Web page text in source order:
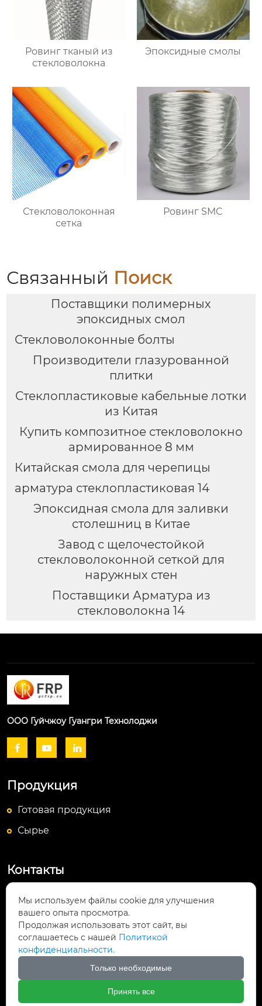
Ровинг тканый из
стекловолокна
Эпоксидные смолы
Стекловолоконная
сетка
Ровинг SMC
Связанный Поиск
Поставщики полимерных
эпоксидных смол
Стекловолоконные болты
Производители глазурованной
плитки
Стеклопластиковые кабельные лотки
из Китая
Купить композитное стекловолокно
армированное 8 мм
Китайская смола для черепицы
арматура стеклопластиковая 14
Эпоксидная смола для заливки
столешниц в Китае
Завод с щелочестойкой
стекловолоконной сеткой для
наружных стен
Поставщики Арматура из
стекловолокна 14
ООО Гуйчжоу Гуангри Технолоджи
  
Продукция
Готовая продукция
Сырье
Контакты

Посёлок Байюньшань, уезд Чаншунь,
провинция Гуйчжоу
info@lightsunfrp.com

＋8615089178426
Мы используем файлы cookie для улучшения
вашего опыта просмотра.
Продолжая использовать этот сайт, вы
соглашаетесь с нашей Политикой
конфиденциальности.
Только необходимые
Принять все